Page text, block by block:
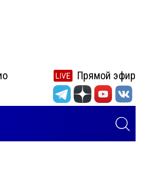
Прямой эфир